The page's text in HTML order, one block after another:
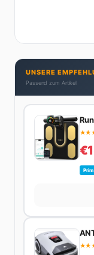
Brunch-Spot
auf echter
UNSERE
Passend zum Artikel
★★
★★